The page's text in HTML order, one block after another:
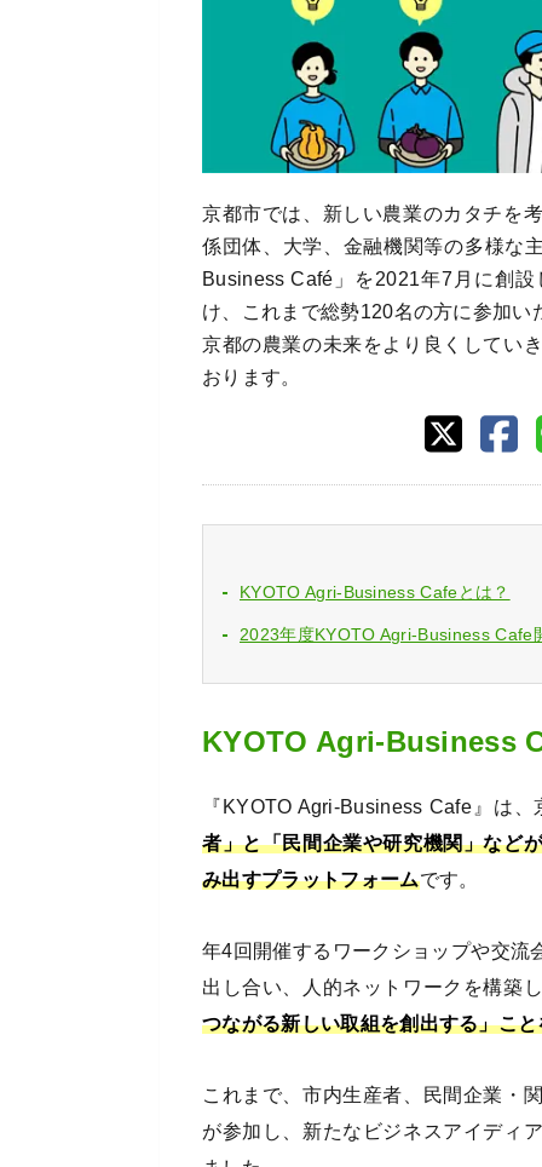
京都市では、新しい農業のカタチを
係団体、大学、金融機関等の多様な
Business Café」を2021年7月に創
け、これまで総勢120名の方に参加
京都の農業の未来をより良くしてい
おります。
KYOTO Agri-Business Cafeとは？
2023年度KYOTO Agri-Business Cafe
KYOTO Agri-Business
『KYOTO Agri-Business Cafe』は
者」と「民間企業や研究機関」など
み出すプラットフォームです。
年4回開催するワークショップや交流
出し合い、人的ネットワークを構築
つながる新しい取組を創出する」こ
これまで、市内生産者、民間企業・
が参加し、新たなビジネスアイディ